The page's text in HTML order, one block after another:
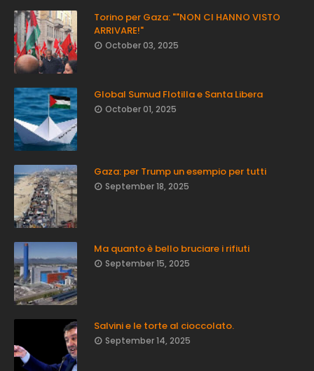
Torino per Gaza: ""NON CI HANNO VISTO
ARRIVARE!"
October 03, 2025
Global Sumud Flotilla e Santa Libera
October 01, 2025
Gaza: per Trump un esempio per tutti
September 18, 2025
Ma quanto è bello bruciare i rifiuti
September 15, 2025
Salvini e le torte al cioccolato.
September 14, 2025